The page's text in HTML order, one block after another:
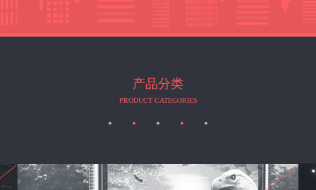
产品分类
PRODUCT CATEGORIES